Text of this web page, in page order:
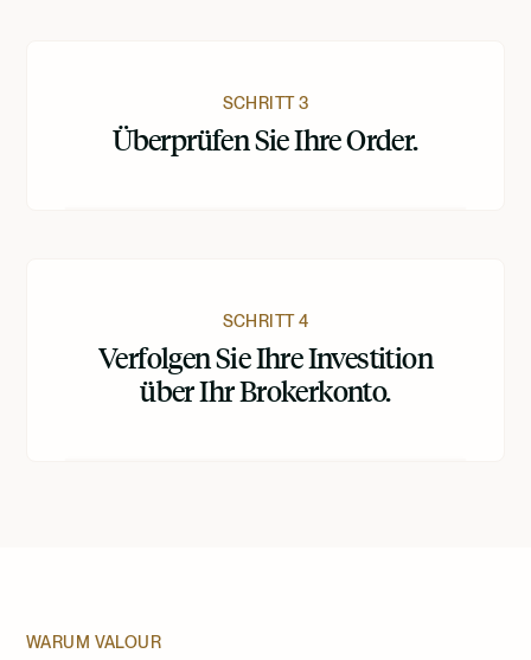
SCHRITT 3
Überprüfen Sie Ihre Order.
SCHRITT 4
Verfolgen Sie Ihre Investition
über Ihr Brokerkonto.
WARUM VALOUR